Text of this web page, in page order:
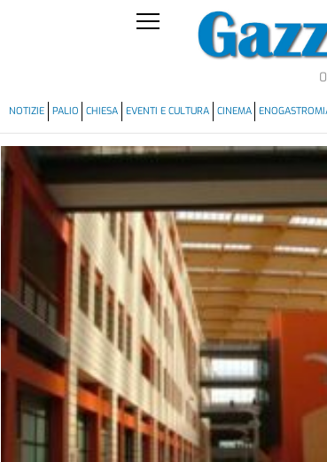
NOTIZIE PALIO CHIESA EVENTI E CULTURA CINEMA